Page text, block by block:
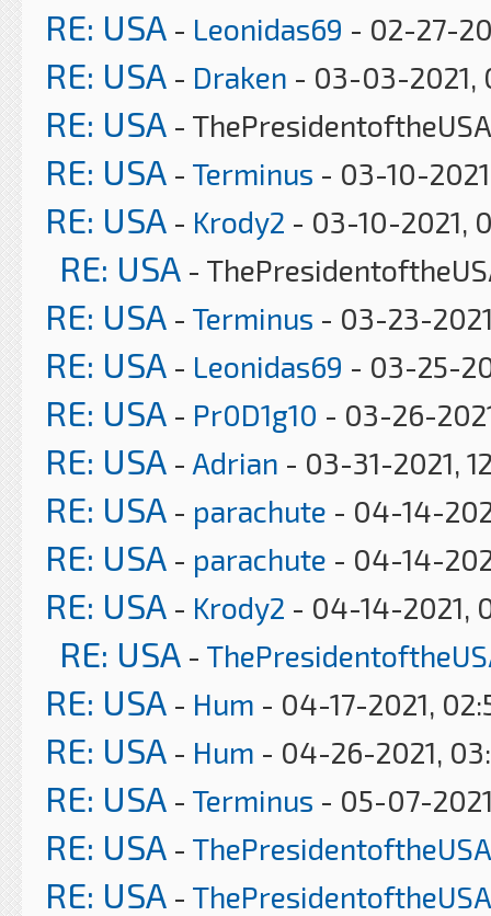
RE: USA - Leonidas69 - 02-27-
RE: USA - Draken - 03-03-2021,
RE: USA -
RE: USA - Terminus - 03-10-
RE: USA - Krody2 - 03-10-2021,
RE: USA -
RE: USA - Terminus - 03-23-
RE: USA - Leonidas69 - 03-25-
RE: USA - Pr0D1g10 - 03-26-
RE: USA - Adrian - 03-31-2021,
RE: USA - parachute - 04-14-
RE: USA - parachute - 04-14-
RE: USA - Krody2 - 04-14-2021,
RE: USA -
RE: USA - Hum - 04-17-2021,
RE: USA - Hum - 04-26-2021,
RE: USA - Terminus - 05-07-
RE: USA - ThePresidentoftheUSA
RE: USA - ThePresidentoftheUSA